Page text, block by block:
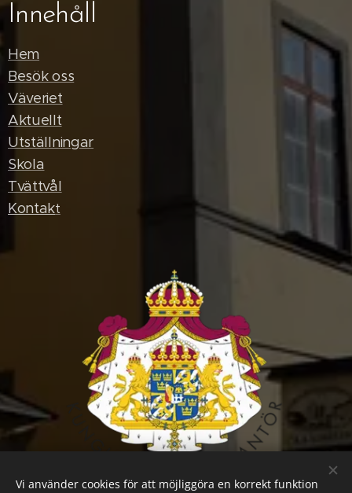
Innehåll
Hem
Besök oss
Väveriet
Aktuellt
Utställningar
Skola
Tvättvål
Kontakt
Vi använder cookies för att möjliggöra en korrekt funktion